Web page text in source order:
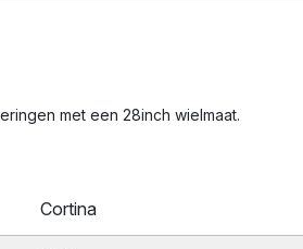
met een 28inch wielmaat.
Cortina